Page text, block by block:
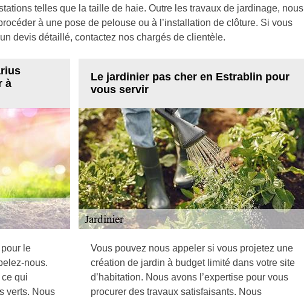
telles que la taille de haie. Outre les travaux de jardinage, nous
à une pose de pelouse ou à l’installation de clôture. Si vous
devis détaillé, contactez nos chargés de clientèle.
à
le
nous.
qui
verts. Nous
Le jardinier pas cher en Estrablin pour
vous servir
Vous pouvez nous appeler si vous projetez une
création de jardin à budget limité dans votre site
d’habitation. Nous avons l’expertise pour vous
procurer des travaux satisfaisants. Nous